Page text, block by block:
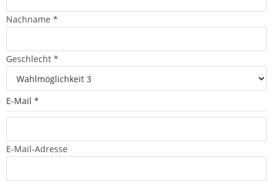
Nachname *
Geschlecht *
E-Mail *
E-Mail-Adresse